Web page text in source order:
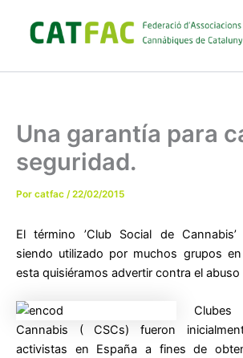
contenido
Una garantía para
seguridad.
Por catfac /22/02/2015
El término ’Club Social de
siendo utilizado por muchos grupos
esta quisiéramos advertir contra el
Cannabis ( CSCs) fueron
activistas en España a fines de